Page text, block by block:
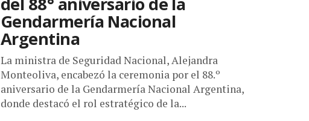
Gendarmería Nacional
Argentina
La ministra de Seguridad Nacional, Alejandra
Monteoliva, encabezó la ceremonia por el 88.º
aniversario de la Gendarmería Nacional Argentina,
donde destacó el rol estratégico de la...